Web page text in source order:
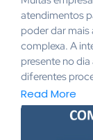
atendimentos
poder dar mais
complexa. A
presente no
diferentes
Read More